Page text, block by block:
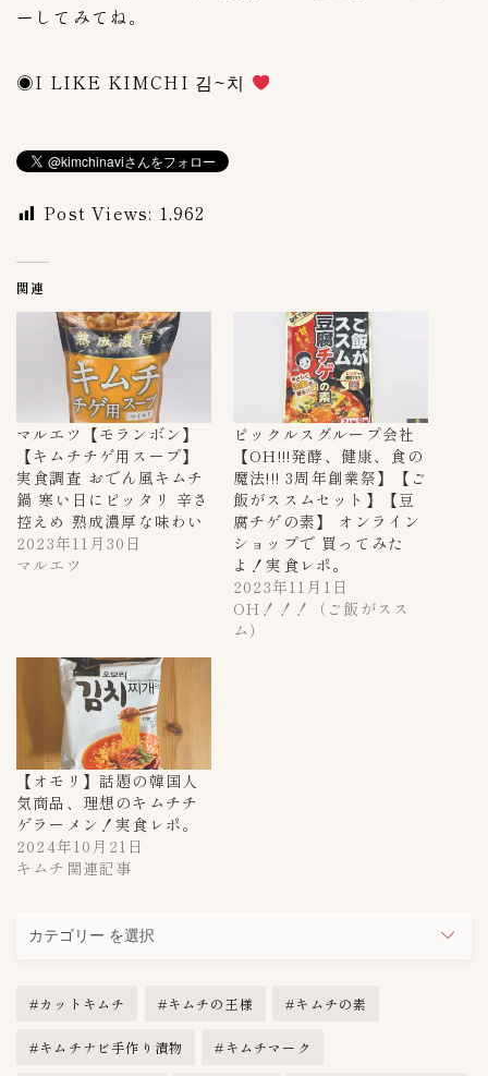
ーしてみてね。
◉I LIKE KIMCHI 김~치
Post Views: 1,962
関連
マルエツ【モランボン】
【キムチチゲ用スープ】
実食調査 おでん風キムチ
鍋 寒い日にピッタリ 辛さ
控えめ 熟成濃厚な味わい
2023年11月30日
マルエツ
ピックルスグループ会社
【OH!!!発酵、健康、食の
魔法!!! 3周年創業祭】【ご
飯がススムセット】【豆
腐チゲの素】 オンライン
ショップで 買ってみた
よ！実食レポ。
2023年11月1日
OH！！！（ご飯がスス
ム）
【オモリ】話題の韓国人
気商品、理想のキムチチ
ゲラーメン！実食レポ。
2024年10月21日
キムチ関連記事
リ
ー
カットキムチ キムチの王様 キムチの素
キムチナビ手作り漬物 キムチマーク